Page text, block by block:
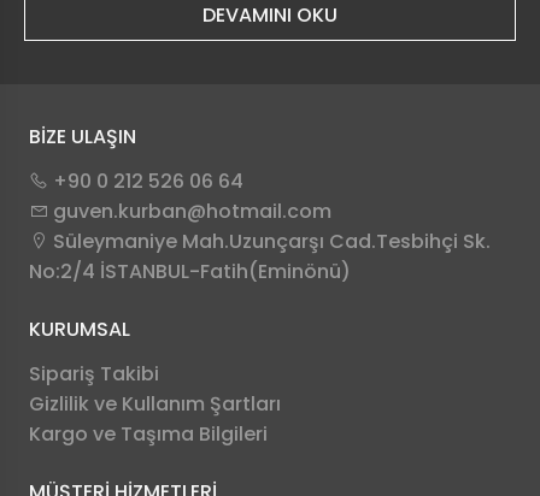
DEVAMINI OKU
BİZE ULAŞIN
+90 0 212 526 06 64
guven.kurban@hotmail.com
Süleymaniye Mah.Uzunçarşı Cad.Tesbihçi Sk.
No:2/4 İSTANBUL-Fatih(Eminönü)
KURUMSAL
Sipariş Takibi
Gizlilik ve Kullanım Şartları
Kargo ve Taşıma Bilgileri